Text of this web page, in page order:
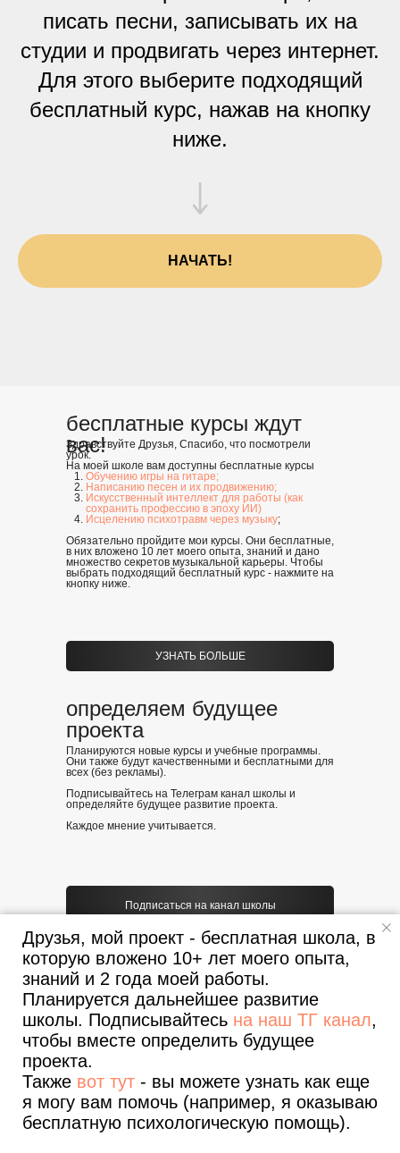
Все уроки Полезные статьи О проекте и авторе
писать песни, записывать их на
студии и продвигать через интернет.
Для этого выберите подходящий
бесплатный курс, нажав на кнопку
ниже.
НАЧАТЬ!
Планируются новые курсы и учебные программы.
Они также будут качественными и бесплатными для
всех (без рекламы).
Подписывайтесь на Телеграм канал школы и
определяйте будущее развитие проекта.
Каждое мнение учитывается.
определяем будущее
проекта
Здравствуйте Друзья, Спасибо, что посмотрели
урок.
На моей школе вам доступны бесплатные курсы
Обучению игры на гитаре;
Написанию песен и их продвижению;
Искусственный интеллект для работы (как
сохранить профессию в эпоху ИИ)
Исцелению психотравм через музыку;
Обязательно пройдите мои курсы. Они бесплатные,
в них вложено 10 лет моего опыта, знаний и дано
множество секретов музыкальной карьеры. Чтобы
выбрать подходящий бесплатный курс - нажмите на
кнопку ниже.
бесплатные курсы ждут
вас!
Подписаться на канал школы
УЗНАТЬ БОЛЬШЕ
Хотите написать отзыв о проекте или нашли
ошибку - напишите мне вТелеграмм. Буду
благодарен.
Там же можно обсудить сотрудничество (рекламу не
продаю).
ХОТИТЕ
ОТБЛАГОДАРИТЬ -
НАПИШИТЕ ОТЗЫВ
Друзья, мой проект - бесплатная школа, в
которую вложено 10+ лет моего опыта,
знаний и 2 года моей работы.
Планируется дальнейшее развитие
школы. Подписывайтесь на наш ТГ канал,
чтобы вместе определить будущее
проекта.
Также вот тут - вы можете узнать как еще
я могу вам помочь (например, я оказываю
бесплатную психологическую помощь).